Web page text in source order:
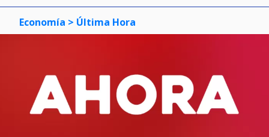
Economía > Última Hora